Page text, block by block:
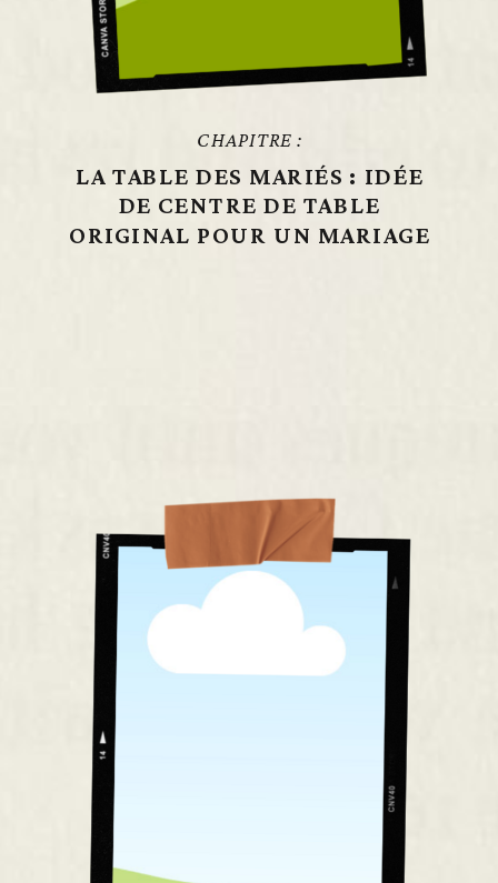
CHAPITRE :
LA TABLE DES MARIÉS : IDÉE
DE CENTRE DE TABLE
ORIGINAL POUR UN MARIAGE